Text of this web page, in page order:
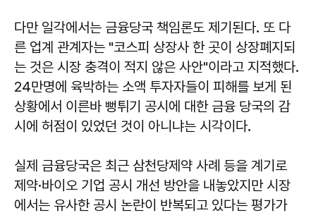
다만 일각에서는 금융당국 책임론도 제기된다. 또 다
른 업계 관계자는 "코스피 상장사 한 곳이 상장폐지되
는 것은 시장 충격이 적지 않은 사안"이라고 지적했다.
24만명에 육박하는 소액 투자자들이 피해를 보게 된
상황에서 이른바 뻥튀기 공시에 대한 금융 당국의 감
시에 허점이 있었던 것이 아니냐는 시각이다.
실제 금융당국은 최근 삼천당제약 사례 등을 계기로
제약·바이오 기업 공시 개선 방안을 내놓았지만 시장
에서는 유사한 공시 논란이 반복되고 있다는 평가가